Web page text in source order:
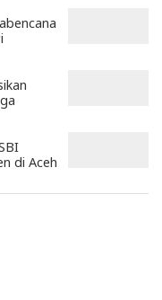
di Aceh